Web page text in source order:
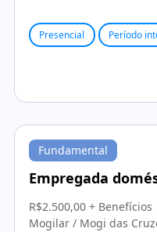
Presencial Período
Fundamental
Empregada
R$2.500,00 + Benefícios
Mogilar / Mogi das